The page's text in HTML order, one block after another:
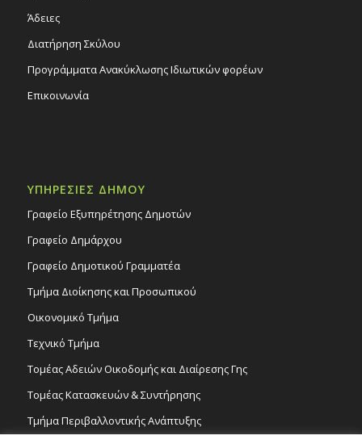
Άδειες
Διατήρηση Σκύλου
Προγράμματα Ανακύκλωσης Ιδιωτικών φορέων
Επικοινωνία
ΥΠΗΡΕΣΙΕΣ ΔΗΜΟΥ
Γραφείο Εξυπηρέτησης Δημοτών
Γραφείο Δημάρχου
Γραφείο Δημοτικού Γραμματέα
Τμήμα Διοίκησης και Προσωπικού
Οικονομικό Τμήμα
Τεχνικό Τμήμα
Τομέας Αδειών Οικοδομής και Διαίρεσης Γης
Τομέας Κατασκευών & Συντήρησης
Τμήμα Περιβαλλοντικής Ανάπτυξης